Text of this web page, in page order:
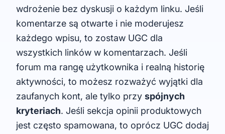
wdrożenie bez dyskusji o każdym linku. Jeśli
komentarze są otwarte i nie moderujesz
każdego wpisu, to zostaw UGC dla
wszystkich linków w komentarzach. Jeśli
forum ma rangę użytkownika i realną historię
aktywności, to możesz rozważyć wyjątki dla
zaufanych kont, ale tylko przy spójnych
kryteriach. Jeśli sekcja opinii produktowych
jest często spamowana, to oprócz UGC dodaj